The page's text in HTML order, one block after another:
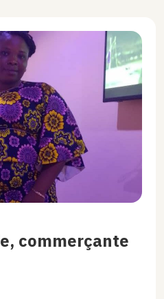
commerçante